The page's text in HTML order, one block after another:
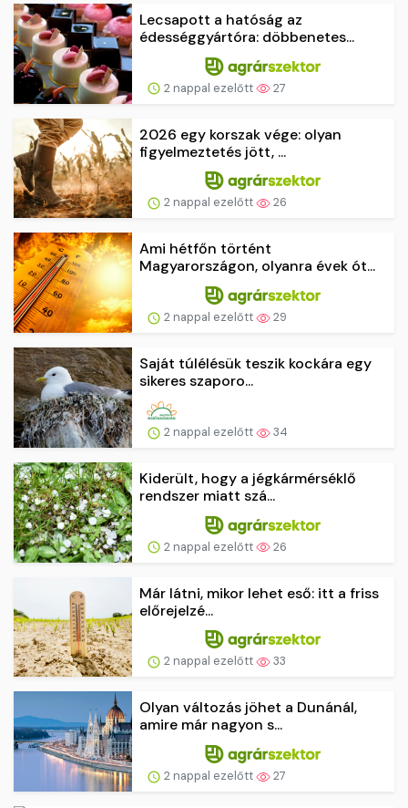
Lecsapott a hatóság az
édességgyártóra: döbbenetes...
2 nappal ezelőtt 27
2026 egy korszak vége: olyan
figyelmeztetés jött, ...
2 nappal ezelőtt 26
Ami hétfőn történt
Magyarországon, olyanra évek ót...
2 nappal ezelőtt 29
Saját túlélésük teszik kockára egy
sikeres szaporo...
2 nappal ezelőtt 34
Kiderült, hogy a jégkármérséklő
rendszer miatt szá...
2 nappal ezelőtt 26
Már látni, mikor lehet eső: itt a friss
előrejelzé...
2 nappal ezelőtt 33
Olyan változás jöhet a Dunánál,
amire már nagyon s...
2 nappal ezelőtt 27